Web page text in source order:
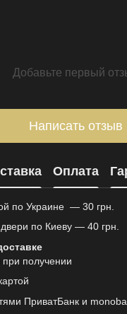
Добавьте первый
Написать отзыв
Оплата
по Украине — 30 грн.
по Киеву — 40 грн.
получении
ПриватБанк и